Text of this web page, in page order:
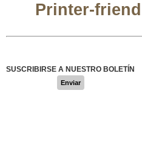
Printer-
SUSCRIBIRSE A NUESTRO BOLETÍN
Enviar